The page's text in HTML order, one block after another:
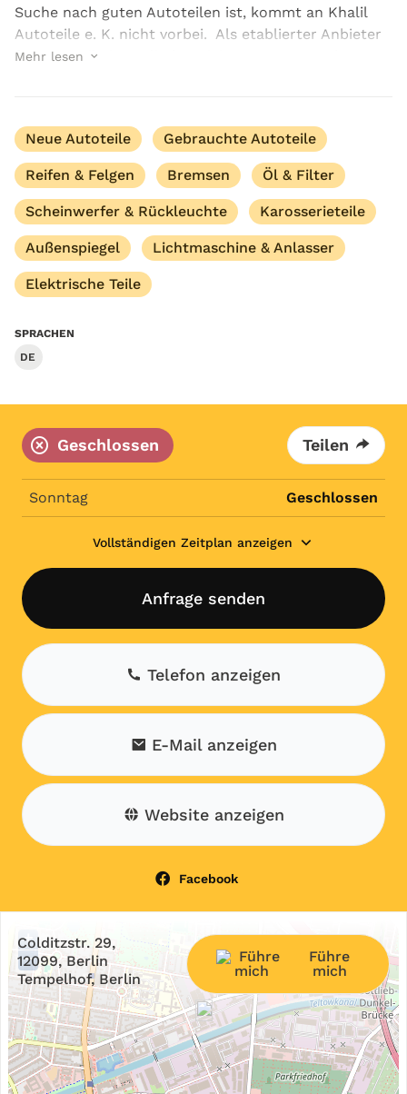
Suche nach guten Autoteilen ist, kommt an Khalil
Autoteile e. K. nicht vorbei. Als etablierter Anbieter
für Autoteile in Berlin hat sich unser Unternehmen
Mehr lesen
Neue Autoteile Gebrauchte Autoteile
Reifen & Felgen Bremsen Öl & Filter
Scheinwerfer & Rückleuchte Karosserieteile
Außenspiegel Lichtmaschine & Anlasser
Elektrische Teile
SPRACHEN
DE
Geschlossen Teilen
Sonntag Geschlossen
Vollständigen Zeitplan anzeigen
Anfrage senden
Telefon anzeigen
E-Mail anzeigen
Website anzeigen
Facebook
+
−
Colditzstr. 29,
12099, Berlin
Tempelhof, Berlin
Führe
mich